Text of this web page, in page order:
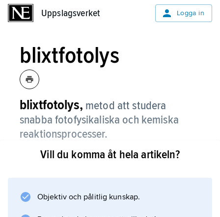
Uppslagsverket Logga in
blixtfotolys
blixtfotolys, metod att studera
snabba fotofysikaliska och kemiska
reaktionsprocesser.
Den bygger på att det system som ska
fotolys
Vill du komma åt hela artikeln?
Objektiv och pålitlig kunskap.